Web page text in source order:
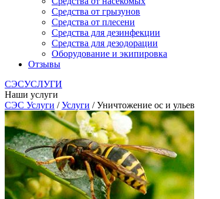
Средства от грызунов
Средства от плесени
Средства для дезинфекции
Средства для дезодорации
Оборудование и экипировка
Отзывы
СЭСУСЛУГИ
Наши услуги
СЭС Услуги /Услуги / Уничтожение ос и ульев